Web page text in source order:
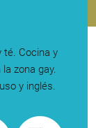
té. Cocina y
zona gay.
y inglés.